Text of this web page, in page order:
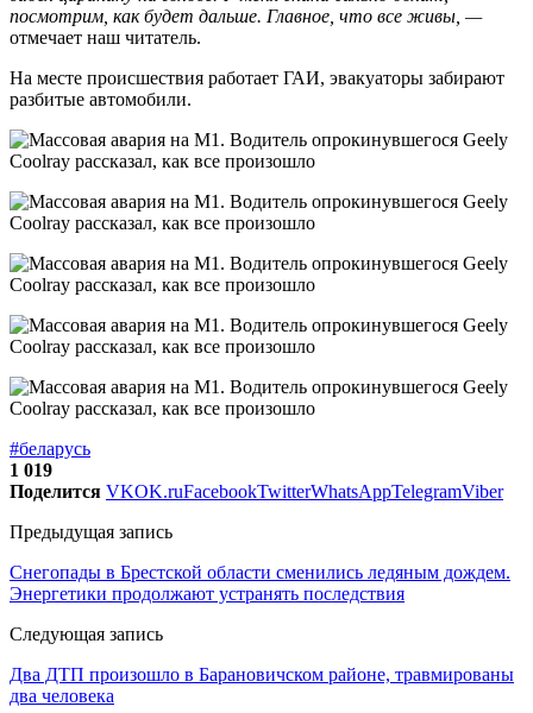
посмотрим, как будет дальше. Главное, что все живы, —
отмечает наш читатель.
На месте происшествия работает ГАИ, эвакуаторы забирают
разбитые автомобили.
#беларусь
1 019
Поделится VKOK.ruFacebookTwitterWhatsAppTelegramViber
Предыдущая запись
Снегопады в Брестской области сменились ледяным дождем.
Энергетики продолжают устранять последствия
Следующая запись
Два ДТП произошло в Барановичском районе, травмированы
два человека